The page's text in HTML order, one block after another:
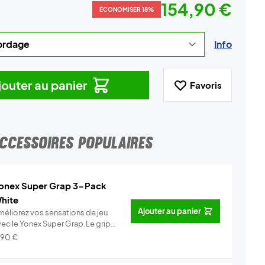
ÉCONOMISER 18% 154,90 €
Info
au panier Favoris
POPULAIRES
Super Grap 3-Pack
vos sensations de jeu
le Yonex Super Grap.Le grip
Info
€
Ajouter au panier